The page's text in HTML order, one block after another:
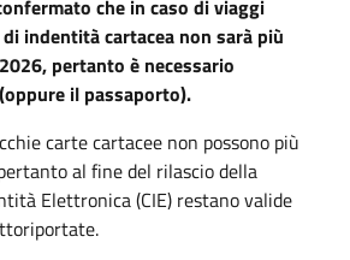
che in caso di viaggi
indentità cartacea non sarà più
pertanto è necessario
il passaporto).
carte cartacee non possono più
al fine del rilascio della
Elettronica (CIE) restano valide